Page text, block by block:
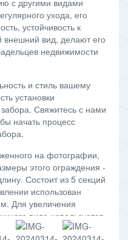
ухода, его
устойчивость к
внешний вид, делают его
недвижимости
и стиль вашему
установки
Свяжитесь с нами
начать процесс
на фотографии,
этого ограждения -
Состоит из 5 секций
использован
Для увеличения
вида используется